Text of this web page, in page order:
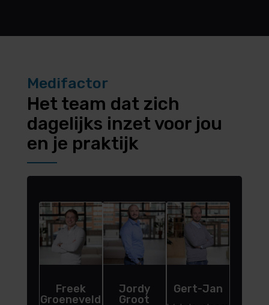
Medifactor
Het team dat zich
dagelijks inzet voor jou
en je praktijk
Freek
Groeneveld
Jordy
Groot
Gert-Jan